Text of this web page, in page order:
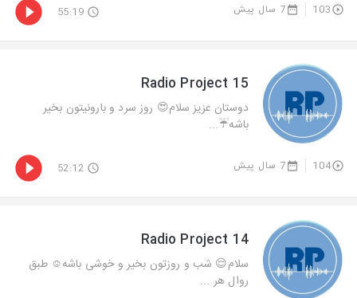
103 7 سال پیش 55:19
Radio Project 15
دوستان عزيز سلام😍 روز سرد و بارونيتون بخير
باشه☔️...
104 7 سال پیش 52:12
Radio Project 14
سلام😌 شب و روزتون بخير و خوشى باشه☺️ طبق
روال هر ...